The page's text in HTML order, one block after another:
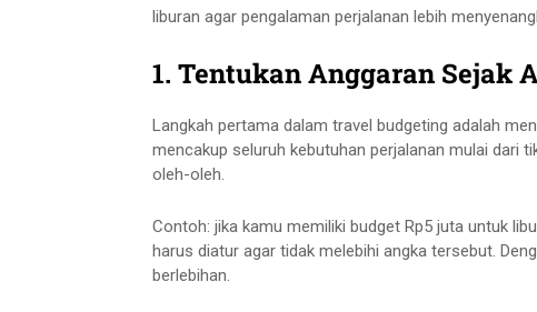
liburan agar pengalaman perjalanan lebih
1. Tentukan Anggaran Sejak
Langkah pertama dalam travel budgeting adalah
mencakup seluruh kebutuhan perjalanan mulai dari
oleh-oleh.
Contoh: jika kamu memiliki budget Rp5 juta untuk
harus diatur agar tidak melebihi angka tersebut.
berlebihan.